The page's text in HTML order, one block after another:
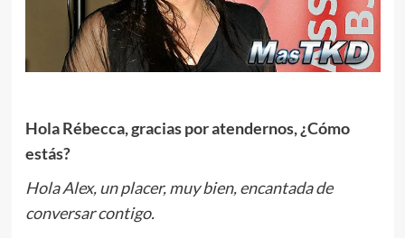
Hola Rébecca, gracias por atendernos, ¿Cómo
estás?
Hola Alex, un placer, muy bien, encantada de
conversar contigo.